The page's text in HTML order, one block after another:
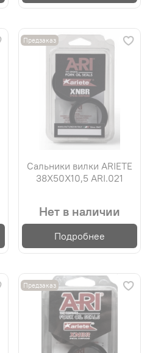
Предзаказ
Сальники вилки ARIETE
38X50X10,5 ARI.021
Нет в наличии
Подробнее
Предзаказ